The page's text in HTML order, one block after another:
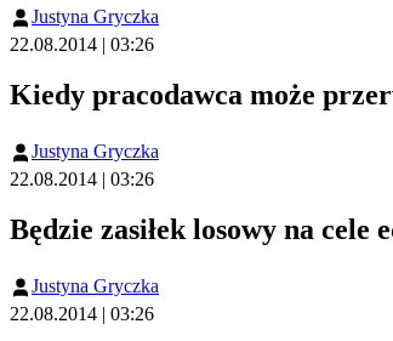
Justyna Gryczka
22.08.2014 | 03:26
Kiedy pracodawca może
Justyna Gryczka
22.08.2014 | 03:26
Będzie zasiłek losowy na cele
Justyna Gryczka
22.08.2014 | 03:26